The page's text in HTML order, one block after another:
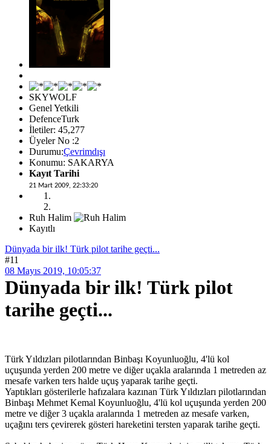
SKYWOLF
Genel Yetkili
DefenceTurk
İletiler: 45,277
Üyeler No :2
Durumu:Çevrimdışı
Konumu: SAKARYA
Kayıt Tarihi
21 Mart 2009, 22:33:20
Ruh Halim
Kayıtlı
Dünyada bir ilk! Türk pilot tarihe geçti...
#11
08 Mayıs 2019, 10:05:37
Dünyada bir ilk! Türk pilot
tarihe geçti...
Türk Yıldızları pilotlarından Binbaşı Koyunluoğlu, 4'lü kol
uçuşunda yerden 200 metre ve diğer uçakla aralarında 1 metreden az
mesafe varken ters halde uçuş yaparak tarihe geçti.
Yaptıkları gösterilerle hafızalara kazınan Türk Yıldızları pilotlarından
Binbaşı Mehmet Kemal Koyunluoğlu, 4'lü kol uçuşunda yerden 200
metre ve diğer 3 uçakla aralarında 1 metreden az mesafe varken,
uçağını ters çevirerek gösteri hareketini tersten yaparak tarihe geçti.